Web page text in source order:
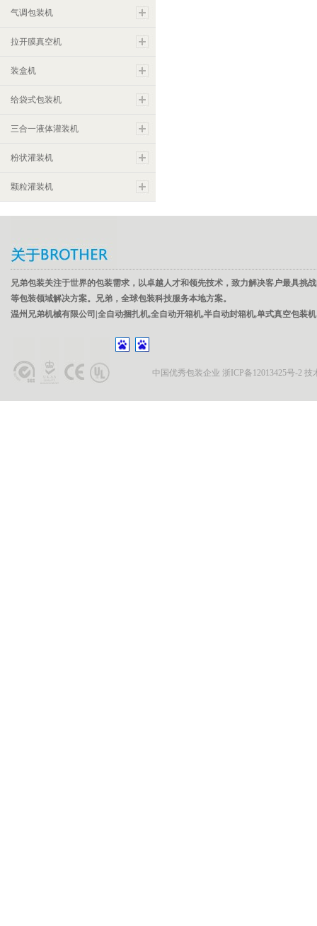
气调包装机
拉开膜真空机
装盒机
给袋式包装机
三合一液体灌装机
粉状灌装机
颗粒灌装机
兄弟包装关注于世界的包装需求，以卓越人才和领先技术，致力解决客户最具挑
等包装领域解决方案。兄弟，全球包装科技服务本地方案。
温州兄弟机械有限公司|全自动捆扎机,全自动开箱机,半自动封箱机,单式真空包装机
中国优秀包装企业 浙ICP备12013425号-2 技